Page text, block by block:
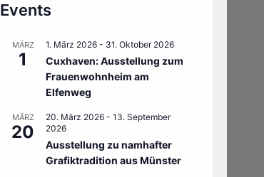
Events
MÄRZ
1
1. März 2026 - 31. Oktober 2026
Cuxhaven: Ausstellung zum
Frauenwohnheim am
Elfenweg
MÄRZ
20
20. März 2026 - 13. September
2026
Ausstellung zu namhafter
Grafiktradition aus Münster